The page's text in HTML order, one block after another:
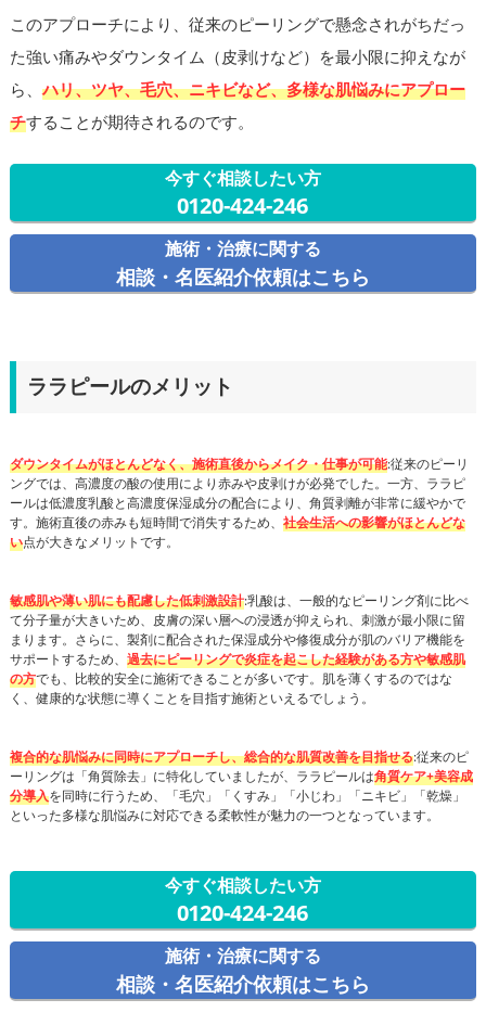
このアプローチにより、従来のピーリングで懸念されがちだっ
た強い痛みやダウンタイム（皮剥けなど）を最小限に抑えなが
ら、ハリ、ツヤ、毛穴、ニキビなど、多様な肌悩みにアプロー
チすることが期待されるのです。
今すぐ相談したい方
0120-424-246
施術・治療に関する
相談・名医紹介依頼はこちら
ララピールのメリット
ダウンタイムがほとんどなく、施術直後からメイク・仕事が可能:従来のピーリ
ングでは、高濃度の酸の使用により赤みや皮剥けが必発でした。一方、ララピ
ールは低濃度乳酸と高濃度保湿成分の配合により、角質剥離が非常に緩やかで
す。施術直後の赤みも短時間で消失するため、 社会生活への影響がほとんどな
い点が大きなメリットです。
敏感肌や薄い肌にも配慮した低刺激設計:乳酸は、一般的なピーリング剤に比べ
て分子量が大きいため、皮膚の深い層への浸透が抑えられ、刺激が最小限に留
まります。さらに、製剤に配合された保湿成分や修復成分が肌のバリア機能を
サポートするため、 過去にピーリングで炎症を起こした経験がある方や敏感肌
の方でも、比較的安全に施術できることが多いです。肌を薄くするのではな
く、健康的な状態に導くことを目指す施術といえるでしょう。
複合的な肌悩みに同時にアプローチし、総合的な肌質改善を目指せる:従来のピ
ーリングは「角質除去」に特化していましたが、ララピールは角質ケア+美容成
分導入を同時に行うため、「毛穴」「くすみ」「小じわ」「ニキビ」「乾燥」
といった多様な肌悩みに対応できる柔軟性が魅力の一つとなっています。
今すぐ相談したい方
0120-424-246
施術・治療に関する
相談・名医紹介依頼はこちら